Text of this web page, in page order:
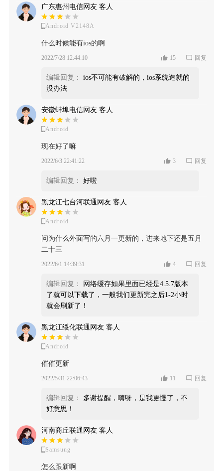
广东惠州电信网友 客人
Android V2148A
什么时候能有ios的啊
2022/7/28 12:44:10 15 回复
编辑回复：
ios不可能有破解的，ios系统造就的
没办法
安徽蚌埠电信网友 客人
Android
现在好了嘛
2022/6/3 22:41:22 3 回复
编辑回复： 好啦
黑龙江七台河联通网友 客人
Android
问为什么外面写的六月一更新的，进来地下还是五月
二十三
2022/6/1 14:39:31 4 回复
编辑回复：
网络缓存如果里面已经是4.5.7版本
了就可以下载了，一般我们更新完之后1-2小时
就会刷新了！
黑龙江绥化联通网友 客人
Android
催催更新
2022/5/31 22:06:43 11 回复
编辑回复：
多谢提醒，嗨呀，是我更慢了，不
好意思！
河南商丘联通网友 客人
Samsung
怎么跟新啊